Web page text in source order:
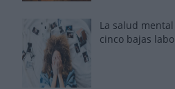
La salud
cinco bajas